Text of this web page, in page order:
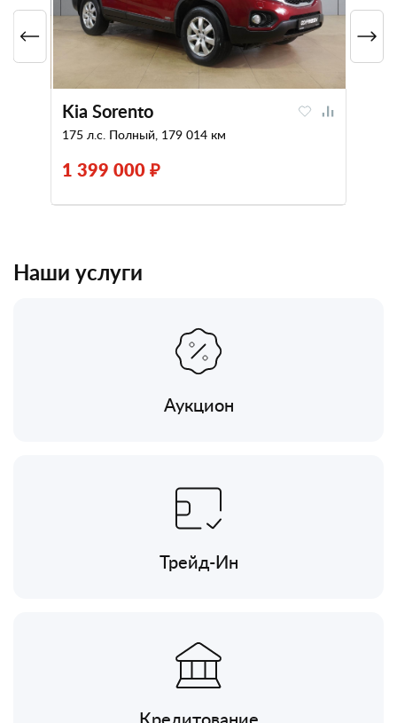
Kia Sorento
175 л.с. Полный, 179 014 км
1 399 000 ₽
Наши услуги
Аукцион
Трейд-Ин